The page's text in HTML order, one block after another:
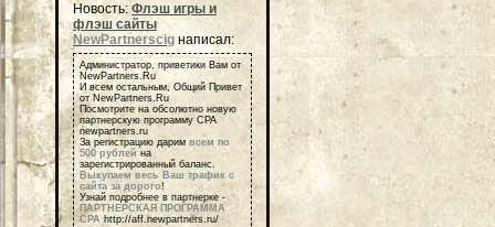
Новость: Флэш игры и
флэш сайты
NewPartnerscig написал:
Администратор, приветики Вам от
NewPartners.Ru
И всем остальным, Общий Привет
от NewPartners.Ru
Посмотрите на обсолютно новую
партнерскую программу СРА
newpartners.ru
За регистрацию дарим всем по
500 рублей на
зарегистрированный баланс.
Выкупаем весь Ваш трафик с
сайта за дорого!
Узнай подробнее в партнерке -
ПАРТНЕРСКАЯ ПРОГРАММА
СРА http://aff.newpartners.ru/